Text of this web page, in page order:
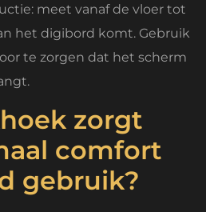
meet vanaf de vloer tot
het digibord komt. Gebruik
te zorgen dat het scherm
zorgt
comfort
gebruik?